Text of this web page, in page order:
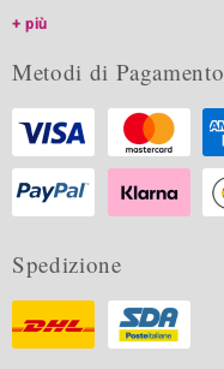
più
Metodi di Pagamento
Spedizione